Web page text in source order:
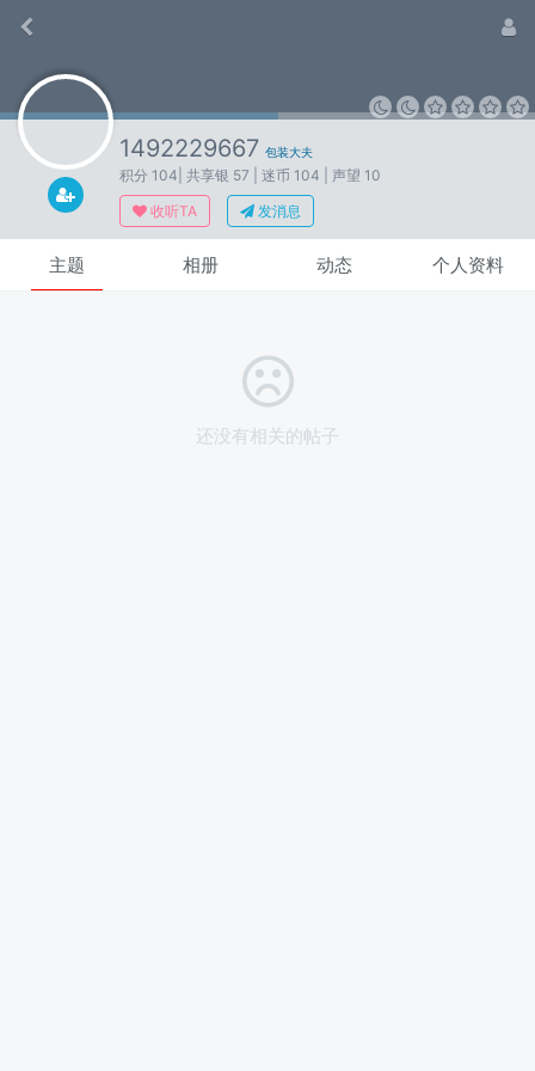
1492229667 包装大夫
积分 104 | 共享银 57 | 迷币 104
| 声望 10
收听TA
发消息
主题 相册 动态 个人资料
还没有相关的帖子